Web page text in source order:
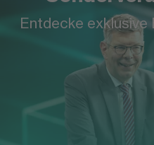
Entdecke exklusive